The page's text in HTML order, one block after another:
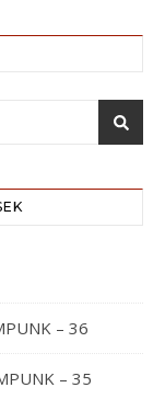
– 36
– 35